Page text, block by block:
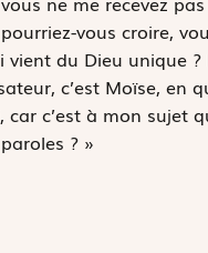
vous croire,
du Dieu unique ?
c’est Moïse, en
c’est à mon sujet
? »